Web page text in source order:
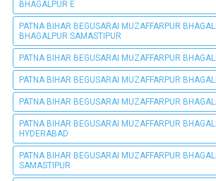
BHAGALPUR E
PATNA BIHAR BEGUSARAI MUZAFFARPUR
BHAGALPUR SAMASTIPUR
PATNA BIHAR BEGUSARAI MUZAFFARPUR
PATNA BIHAR BEGUSARAI MUZAFFARPUR
PATNA BIHAR BEGUSARAI MUZAFFARPUR
PATNA BIHAR BEGUSARAI MUZAFFARPUR
HYDERABAD
PATNA BIHAR BEGUSARAI MUZAFFARPUR
SAMASTIPUR